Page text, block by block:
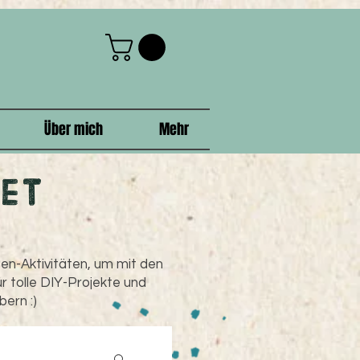
Über mich Mehr
Aktivitäten, um mit den
tolle DIY-Projekte und
:)